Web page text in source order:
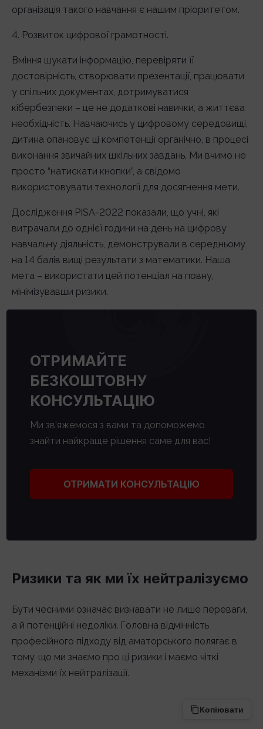
організація такого навчання є нашим пріоритетом.
4. Розвиток цифрової грамотності.
Вміння шукати інформацію, перевіряти її
достовірність, створювати презентації, працювати
у спільних документах, дотримуватися
кібербезпеки – це не додаткові навички, а життєва
необхідність. Навчаючись у цифровому середовищі,
дитина опановує ці компетенції органічно, в процесі
виконання звичайних шкільних завдань. Ми вчимо не
просто “натискати кнопки”, а свідомо
використовувати технології для досягнення мети.
Дослідження PISA-2022 показали, що учні, які
витрачали до однієї години на день на цифрову
навчальну діяльність, демонстрували в середньому
на 14 балів вищі результати з математики. Наша
мета – використати цей потенціал на повну,
мінімізувавши ризики.
ОТРИМАЙТЕ
БЕЗКОШТОВНУ
КОНСУЛЬТАЦІЮ
Ми зв’яжемося з вами та допоможемо
знайти найкраще рішення саме для вас!
ОТРИМАТИ КОНСУЛЬТАЦІЮ
Ризики та як ми їх нейтралізуємо
Бути чесними означає визнавати не лише переваги,
а й потенційні недоліки. Головна відмінність
професійного підходу від аматорського полягає в
тому, що ми знаємо про ці ризики і маємо чіткі
механізми їх нейтралізації.
Копіювати